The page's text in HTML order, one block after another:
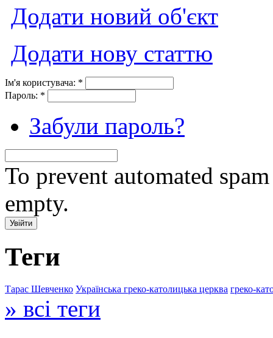
Додати новий об'єкт
Додати нову статтю
Ім'я користувача: *
Пароль: *
Забули пароль?
To prevent automated
empty.
Теги
Тарас Шевченко Українська греко-католицька церква греко-
» всі теги